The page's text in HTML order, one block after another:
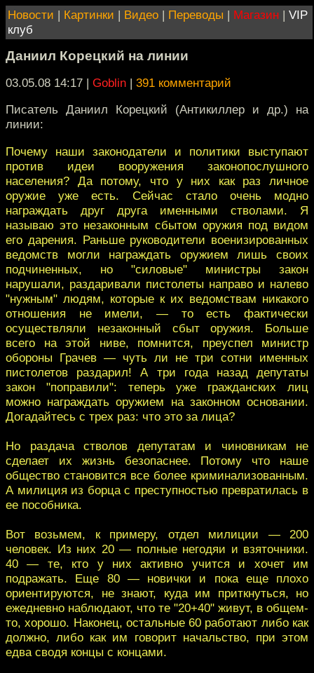
Новости | Картинки | Видео | Переводы | Магазин | VIP
клуб
Даниил Корецкий на линии
03.05.08 14:17 | Goblin | 391 комментарий
Писатель Даниил Корецкий (Антикиллер и др.) на
линии:
Почему наши законодатели и политики выступают
против идеи вооружения законопослушного
населения? Да потому, что у них как раз личное
оружие уже есть. Сейчас стало очень модно
награждать друг друга именными стволами. Я
называю это незаконным сбытом оружия под видом
его дарения. Раньше руководители военизированных
ведомств могли награждать оружием лишь своих
подчиненных, но "силовые" министры закон
нарушали, раздаривали пистолеты направо и налево
"нужным" людям, которые к их ведомствам никакого
отношения не имели, — то есть фактически
осуществляли незаконный сбыт оружия. Больше
всего на этой ниве, помнится, преуспел министр
обороны Грачев — чуть ли не три сотни именных
пистолетов раздарил! А три года назад депутаты
закон "поправили": теперь уже гражданских лиц
можно награждать оружием на законном основании.
Догадайтесь с трех раз: что это за лица?
Но раздача стволов депутатам и чиновникам не
сделает их жизнь безопаснее. Потому что наше
общество становится все более криминализованным.
А милиция из борца с преступностью превратилась в
ее пособника.
Вот возьмем, к примеру, отдел милиции — 200
человек. Из них 20 — полные негодяи и взяточники.
40 — те, кто у них активно учится и хочет им
подражать. Еще 80 — новички и пока еще плохо
ориентируются, не знают, куда им приткнуться, но
ежедневно наблюдают, что те "20+40" живут, в общем-
то, хорошо. Наконец, остальные 60 работают либо как
должно, либо как им говорит начальство, при этом
едва сводя концы с концами.